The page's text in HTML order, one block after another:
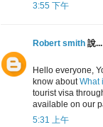
3:55 下午
Robert smith 說...
Hello everyone,
know aboutWhat
tourist visa
available on our
5:31 上午